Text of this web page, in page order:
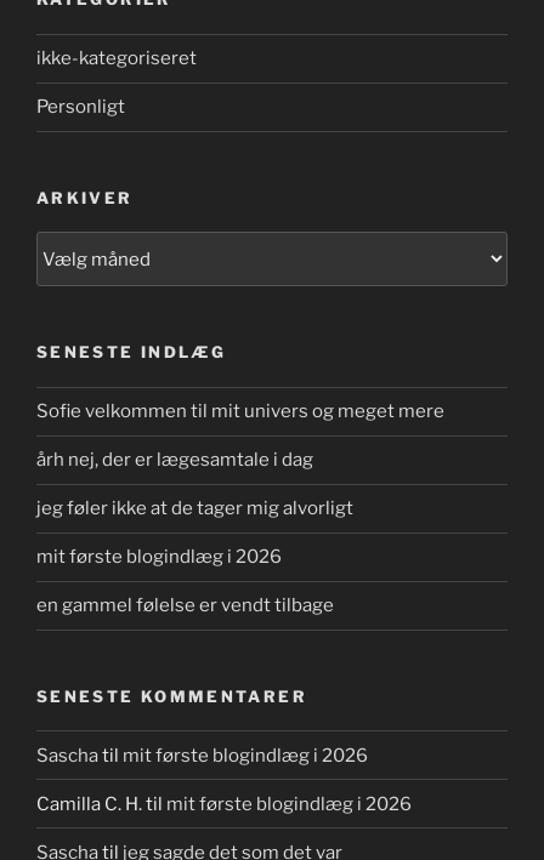
ikke-kategoriseret
Personligt
ARKIVER
SENESTE INDLÆG
Sofie velkommen til mit univers og meget mere
årh nej, der er lægesamtale i dag
jeg føler ikke at de tager mig alvorligt
mit første blogindlæg i 2026
en gammel følelse er vendt tilbage
SENESTE KOMMENTARER
Saschatil mit første blogindlæg i 2026
Camilla C. H.til mit første blogindlæg i 2026
Saschatil jeg sagde det som det var